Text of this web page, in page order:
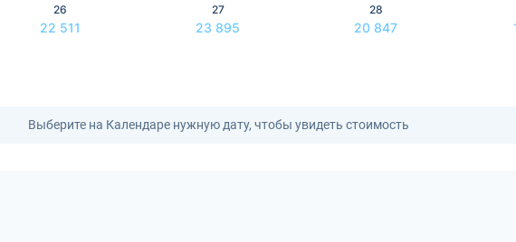
26
22 511
27
23 895
28
20 847
Выберите на Календаре нужную дату, чтобы увидеть стоимость